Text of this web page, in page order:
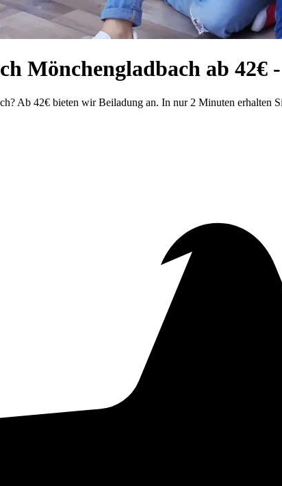
Mönchengladbach ab
Ab 42€ bieten wir Beiladung an. In nur 2 Minuten erhalten